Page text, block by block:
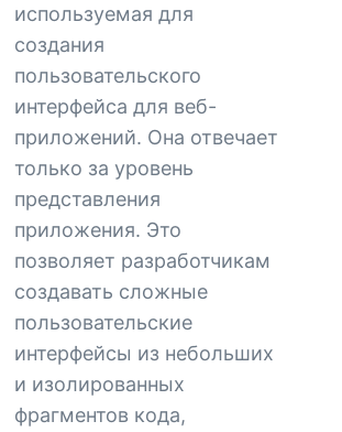
используемая для
создания
пользовательского
интерфейса для веб-
приложений. Она отвечает
только за уровень
представления
приложения. Это
позволяет разработчикам
создавать сложные
пользовательские
интерфейсы из небольших
и изолированных
фрагментов кода,